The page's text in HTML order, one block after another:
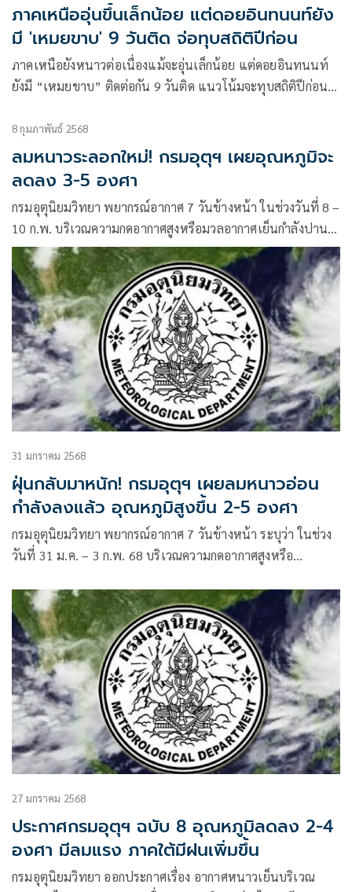
ภาคเหนืออุ่นขึ้นเล็กน้อย แต่ดอยอินทนนท์ยัง
มี 'เหมยขาบ' 9 วันติด จ่อทุบสถิติปีก่อน
ภาคเหนือยังหนาวต่อเนื่องแม้จะอุ่นเล็กน้อย แต่ดอยอินทนนท์
ยังมี “เหมยขาบ” ติดต่อกัน 9 วันติด แนวโน้มจะทุบสถิติปีก่อนที่
8 กุมภาพันธ์ 2568
ลมหนาวระลอกใหม่! กรมอุตุฯ เผยอุณหภูมิจะ
ลดลง 3-5 องศา
กรมอุตุนิยมวิทยา พยากรณ์อากาศ 7 วันข้างหน้า ในช่วงวันที่ 8 –
10 ก.พ. บริเวณความกดอากาศสูงหรือมวลอากาศเย็นกำลังปาน
กลางถึงค่อนข้างแรงระลอกใหม่จากประเทศจีนจะแผ่ลงมาปก
คลุมประเทศไทยตอนบน
31 มกราคม 2568
ฝุ่นกลับมาหนัก! กรมอุตุฯ เผยลมหนาวอ่อน
กำลังลงแล้ว อุณหภูมิสูงขึ้น 2-5 องศา
กรมอุตุนิยมวิทยา พยากรณ์อากาศ 7 วันข้างหน้า ระบุว่า ในช่วง
วันที่ 31 ม.ค. – 3 ก.พ. 68 บริเวณความกดอากาศสูงหรือ
27 มกราคม 2568
ประกาศกรมอุตุฯ ฉบับ 8 อุณหภูมิลดลง 2-4
องศา มีลมแรง ภาคใต้มีฝนเพิ่มขึ้น
กรมอุตุนิยมวิทยา ออกประกาศเรื่อง อากาศหนาวเย็นบริเวณ